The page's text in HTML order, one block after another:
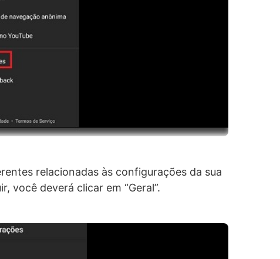
relacionadas às configurações da sua
você deverá clicar em “Geral”.